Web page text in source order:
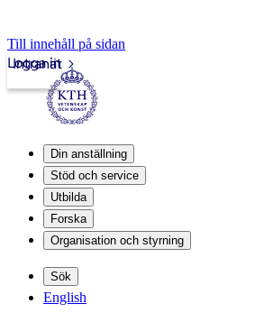
Till innehåll på sidan
Intranät
Logga in
Din anställning
Stöd och service
Utbilda
Forska
Organisation och styrning
Sök
English